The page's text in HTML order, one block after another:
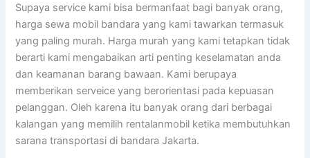
Supaya service kami bisa bermanfaat bagi banyak orang,
harga sewa mobil bandara yang kami tawarkan termasuk
yang paling murah. Harga murah yang kami tetapkan tidak
berarti kami mengabaikan arti penting keselamatan anda
dan keamanan barang bawaan. Kami berupaya
memberikan serveice yang berorientasi pada kepuasan
pelanggan. Oleh karena itu banyak orang dari berbagai
kalangan yang memilih rentalanmobil ketika membutuhkan
sarana transportasi di bandara Jakarta.